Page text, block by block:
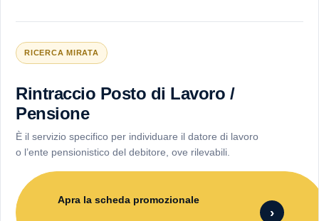
RICERCA MIRATA
Rintraccio Posto di Lavoro /
Pensione
È il servizio specifico per individuare il datore di lavoro
o l’ente pensionistico del debitore, ove rilevabili.
Apra la scheda promozionale
›